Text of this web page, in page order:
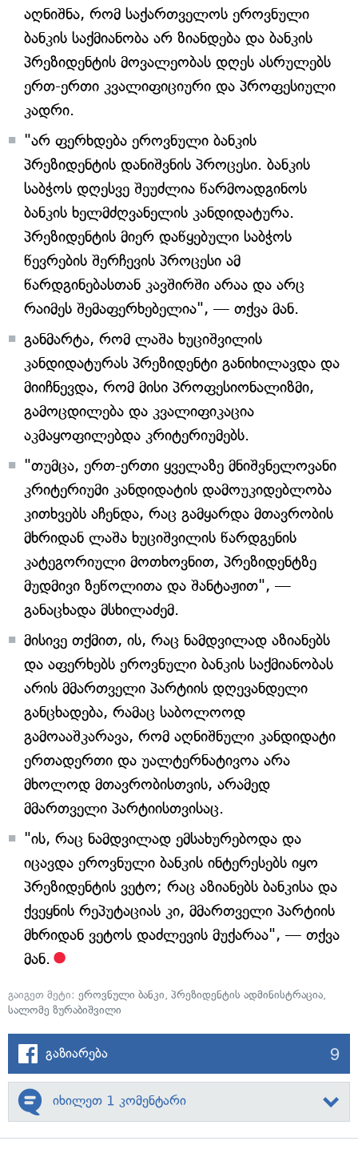
აღნიშნა, რომ საქართველოს ეროვნული
ბანკის საქმიანობა არ ზიანდება და ბანკის
პრეზიდენტის მოვალეობას დღეს ასრულებს
ერთ-ერთი კვალიფიციური და პროფესიული
კადრი.
"არ ფერხდება ეროვნული ბანკის
პრეზიდენტის დანიშვნის პროცესი. ბანკის
საბჭოს დღესვე შეუძლია წარმოადგინოს
ბანკის ხელმძღვანელის კანდიდატურა.
პრეზიდენტის მიერ დაწყებული საბჭოს
წევრების შერჩევის პროცესი ამ
წარდგინებასთან კავშირში არაა და არც
რაიმეს შემაფერხებელია", — თქვა მან.
განმარტა, რომ ლაშა ხუციშვილის
კანდიდატურას პრეზიდენტი განიხილავდა და
მიიჩნევდა, რომ მისი პროფესიონალიზმი,
გამოცდილება და კვალიფიკაცია
აკმაყოფილებდა კრიტერიუმებს.
"თუმცა, ერთ-ერთი ყველაზე მნიშვნელოვანი
კრიტერიუმი კანდიდატის დამოუკიდებლობა
კითხვებს აჩენდა, რაც გამყარდა მთავრობის
მხრიდან ლაშა ხუციშვილის წარდგენის
კატეგორიული მოთხოვნით, პრეზიდენტზე
მუდმივი ზეწოლითა და შანტაჟით", —
განაცხადა მსხილაძემ.
მისივე თქმით, ის, რაც ნამდვილად აზიანებს
და აფერხებს ეროვნული ბანკის საქმიანობას
არის მმართველი პარტიის დღევანდელი
განცხადება, რამაც საბოლოოდ
გამოააშკარავა, რომ აღნიშნული კანდიდატი
ერთადერთი და უალტერნატივოა არა
მხოლოდ მთავრობისთვის, არამედ
მმართველი პარტიისთვისაც.
"ის, რაც ნამდვილად ემსახურებოდა და
იცავდა ეროვნული ბანკის ინტერესებს იყო
პრეზიდენტის ვეტო; რაც აზიანებს ბანკისა და
ქვეყნის რეპუტაციას კი, მმართველი პარტიის
მხრიდან ვეტოს დაძლევის მუქარაა", — თქვა
მან.
გაიგეთ მეტი: ეროვნული ბანკი, პრეზიდენტის ადმინისტრაცია,
სალომე ზურაბიშვილი
გაზიარება 9
იხილეთ 1 კომენტარი